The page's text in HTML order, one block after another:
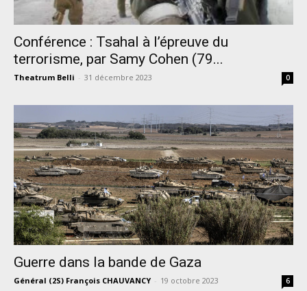
Conférence : Tsahal à l’épreuve du
terrorisme, par Samy Cohen (79...
Theatrum Belli - 31 décembre 2023 0
Guerre dans la bande de Gaza
Général (2S) François CHAUVANCY - 19 octobre 2023 6